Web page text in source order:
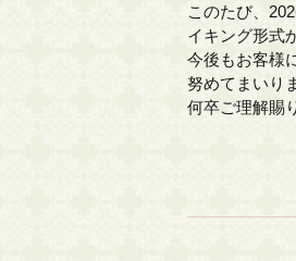
このたび、
イキング形式
今後もお客様
努めてまいり
何卒ご理解賜